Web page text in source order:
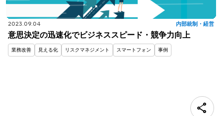
2023.09.04 内部統制・経営
意思決定の迅速化でビジネススピード・競争力向上
業務改善 見える化 リスクマネジメント スマートフォン 事例
share